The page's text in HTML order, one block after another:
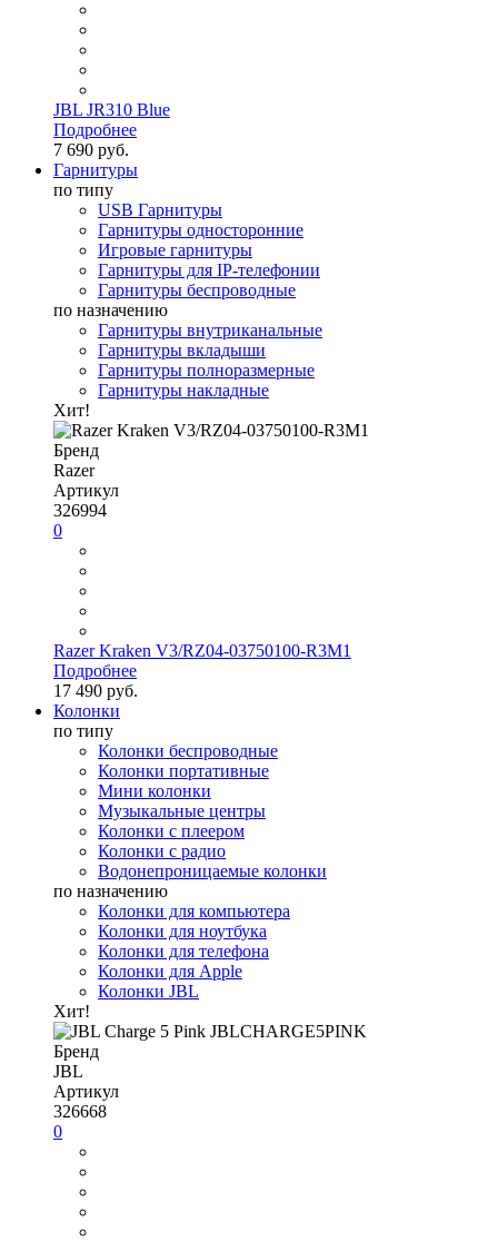
JBL JR310 Blue
Подробнее
7 690 руб.
Гарнитуры
по типу
USB Гарнитуры
Гарнитуры односторонние
Игровые гарнитуры
Гарнитуры для IP-телефонии
Гарнитуры беспроводные
по назначению
Гарнитуры внутриканальные
Гарнитуры вкладыши
Гарнитуры полноразмерные
Гарнитуры накладные
Хит!
Бренд
Razer
Артикул
326994
0
Razer Kraken V3/RZ04-03750100-R3M1
Подробнее
17 490 руб.
Колонки
по типу
Колонки беспроводные
Колонки портативные
Мини колонки
Музыкальные центры
Колонки с плеером
Колонки с радио
Водонепроницаемые колонки
по назначению
Колонки для компьютера
Колонки для ноутбука
Колонки для телефона
Колонки для Apple
Колонки JBL
Хит!
Бренд
JBL
Артикул
326668
0